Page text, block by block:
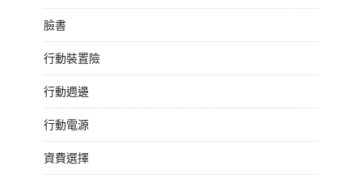
臉書
行動裝置險
行動週邊
行動電源
資費選擇